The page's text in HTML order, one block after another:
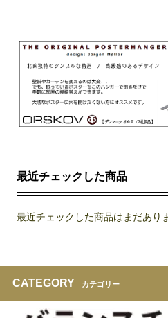
最近チェックした商品
最近チェックした商品はまだあり
CATEGORY カテゴリー